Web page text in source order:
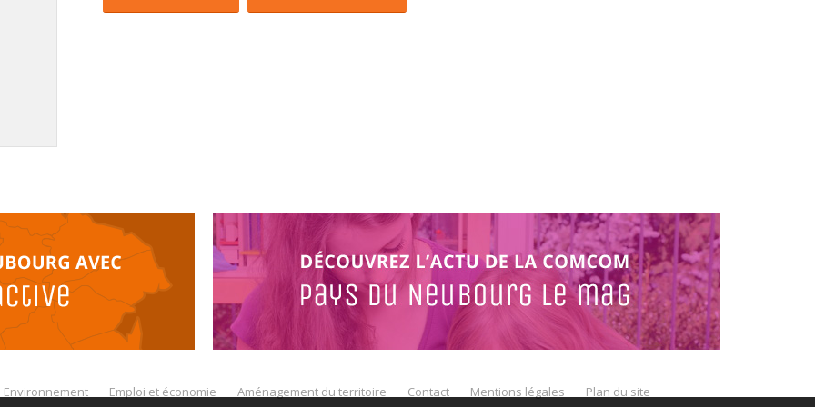
Environnement Emploi et économie Aménagement du territoire Contact Mentions légales Plan du site